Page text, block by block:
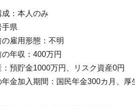
成：本人のみ
手県
の雇用形態：不明
の年収：400万円
預貯金1000万円、リスク資産0円
年金加入期間：国民年金300カ月、厚